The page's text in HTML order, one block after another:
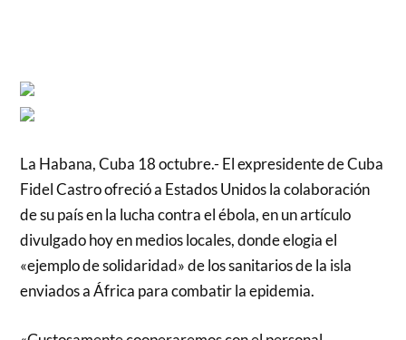
La Habana, Cuba 18 octubre.- El expresidente de Cuba
Fidel Castro ofreció a Estados Unidos la colaboración
de su país en la lucha contra el ébola, en un artículo
divulgado hoy en medios locales, donde elogia el
«ejemplo de solidaridad» de los sanitarios de la isla
enviados a África para combatir la epidemia.